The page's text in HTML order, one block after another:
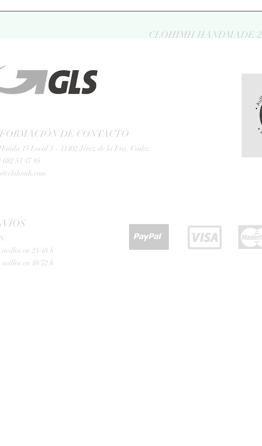
CLOHIMH HANDMADE
DE CONTACTO
15 Local 3 - 11402 Jerez de la Fra. Cádiz
682 53 47 85
ovillos en 24/48 h
ovillos en 48/72 h